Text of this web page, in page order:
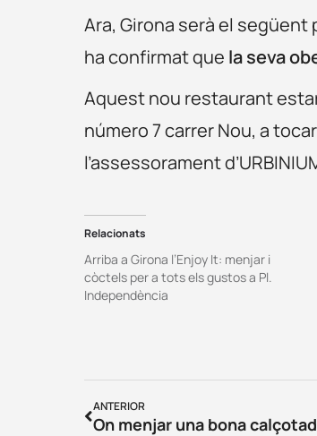
Ara, Girona serà el següent
ha confirmat que la seva
Aquest nou restaurant
número 7 carrer Nou, a
l’assessorament
Relacionats
Arriba a Girona l’Enjoy It: menjar i
còctels per a tots els gustos a Pl.
Independència
ANTERIOR